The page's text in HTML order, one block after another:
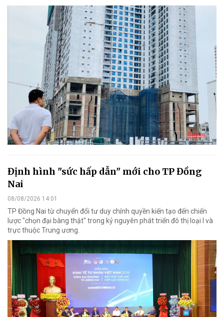
Định hình "sức hấp dẫn" mới cho TP Đồng
Nai
08/08/2026 14:01
TP Đồng Nai từ chuyển đổi tư duy chính quyền kiến tạo đến chiến
lược "chọn đại bàng thật" trong kỷ nguyên phát triển đô thị loại I và
trực thuộc Trung ương.